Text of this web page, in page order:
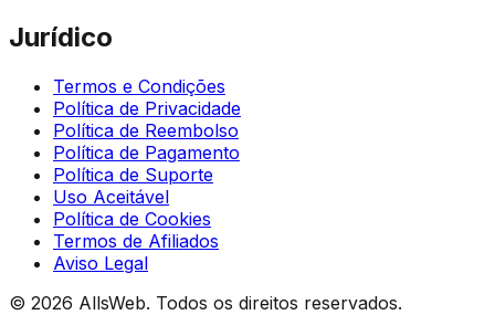
Jurídico
Termos e Condições
Política de Privacidade
Política de Reembolso
Política de Pagamento
Política de Suporte
Uso Aceitável
Política de Cookies
Termos de Afiliados
Aviso Legal
© 2026 AllsWeb. Todos os direitos reservados.